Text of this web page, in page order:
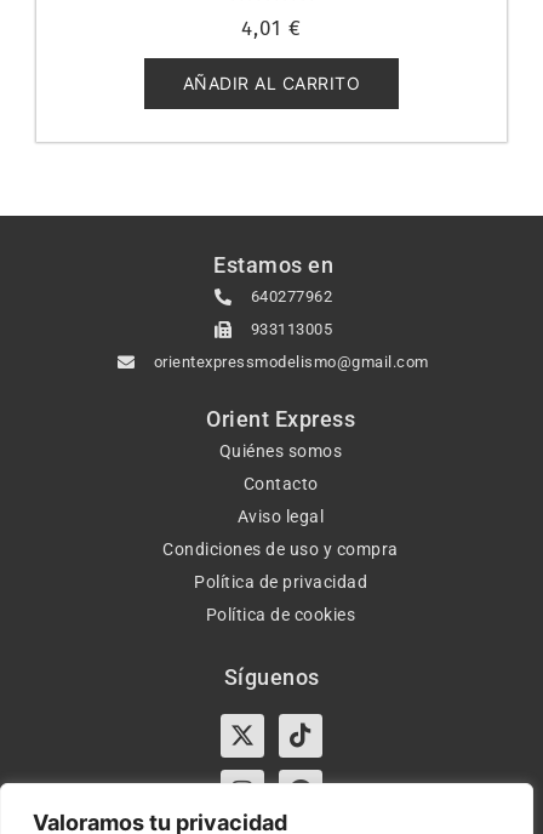
Valoramos tu privacidad
con
de
5
4,01 €
AÑADIR AL CARRITO
Estamos en
640277962
933113005
orientexpressmodelismo@gmail.com
Orient Express
Quiénes somos
Contacto
Aviso legal
Condiciones de uso y compra
Política de privacidad
Política de cookies
Síguenos
X-
twitter
Tiktok
InstagramFacebook